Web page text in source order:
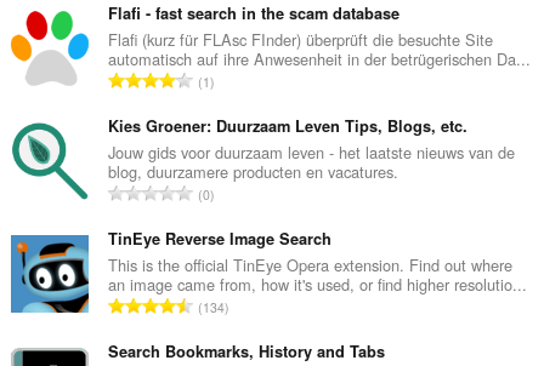
s
a
m
t
B
e
w
e
r
t
u
n
e
Flafi - fast search in the scam database
Flafi (kurz für FLAsc FInder) überprüft die besuchte Site
automatisch auf ihre Anwesenheit in der betrügerischen Da...
G
s
a
m
t
B
e
w
e
r
1
Kies Groener: Duurzaam Leven Tips, Blogs, etc.
Jouw gids voor duurzaam leven - het laatste nieuws van de
blog, duurzamere producten en vacatures.
G
s
a
m
t
0
TinEye Reverse Image Search
This is the official TinEye Opera extension. Find out where
an image came from, how it's used, or find higher resolutio...
G
s
134
Search Bookmarks, History and Tabs